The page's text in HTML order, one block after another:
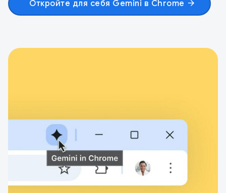
Откройте для себя Gemini в Chrome arrow_forward